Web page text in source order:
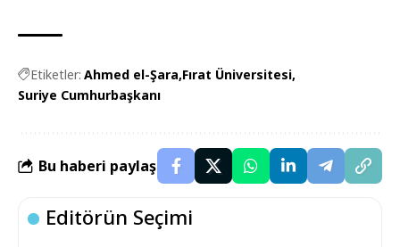
Etiketler: Ahmed el-Şara Fırat Üniversitesi
Suriye Cumhurbaşkanı
Bu haberi paylaş
Editörün Seçimi